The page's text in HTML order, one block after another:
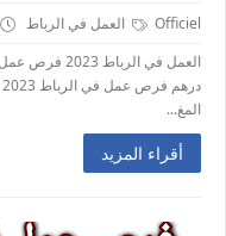
Officiel العمل في الرباط
المغ...
أقراء المزيد